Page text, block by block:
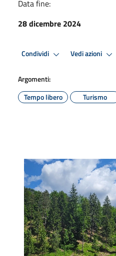
Data fine:
28 dicembre 2024
Condividi Vedi azioni
Argomenti:
Tempo libero
Turismo